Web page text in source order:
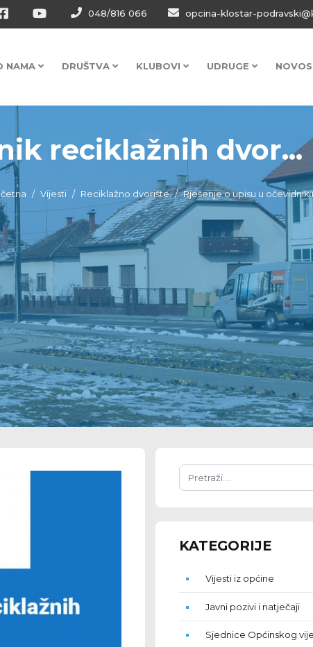
048/816 066 opcina-klostar-
NAMA DRUŠTVA KLUBOVI UDRUGE
reciklažnih dvor...
Vijesti Reciklažno dvorište Rješenje o upisu u
KATEGORIJE
Vijesti iz općine
Javni pozivi i natječaji
Sjednice Općinskog